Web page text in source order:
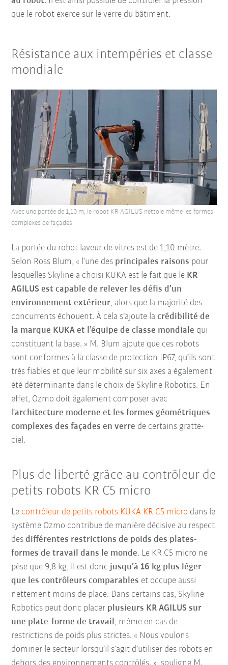
que le robot exerce sur le verre du bâtiment.
Résistance aux intempéries et classe
mondiale
La portée du robot laveur de vitres est de 1,10 mètre.
Selon Ross Blum, « l’une des principales raisons pour
lesquelles Skyline a choisi KUKA est le fait que le KR
AGILUS est capable de relever les défis d’un
environnement extérieur, alors que la majorité des
concurrents échouent. À cela s’ajoute lacrédibilité de
la marque KUKA et l’équipe de classe mondiale qui
constituent la base. » M. Blum ajoute que ces robots
sont conformes à la classe de protection IP67, qu’ils sont
très fiables et que leur mobilité sur six axes a également
été déterminante dans le choix de Skyline Robotics. En
effet, Ozmo doit également composer avec
l’architecture moderne et les formes géométriques
complexes des façades en verre de certains gratte-
ciel.
Avec une portée de 1,10 m, le robot KR AGILUS nettoie même les formes
complexes de façades
Plus de liberté grâce au contrôleur de
petits robots KR C5 micro
Le contrôleur de petits robots KUKA KR C5 micro dans le
système Ozmo contribue de manière décisive au respect
desdifférentes restrictions de poids des plates-
formes de travail dans le monde. Le KR C5 micro ne
pèse que 9,8 kg, il est donc jusqu’à 16 kg plus léger
que les contrôleurs comparables et occupe aussi
nettement moins de place. Dans certains cas, Skyline
Robotics peut donc placer plusieurs KR AGILUS sur
une plate-forme de travail, même en cas de
restrictions de poids plus strictes. « Nous voulons
dominer le secteur lorsqu’il s’agit d’utiliser des robots en